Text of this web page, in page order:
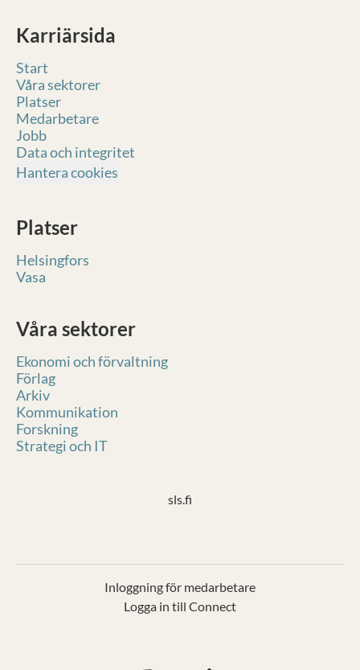
Karriärsida
Start
Våra sektorer
Platser
Medarbetare
Jobb
Data och integritet
Hantera cookies
Platser
Helsingfors
Vasa
Våra sektorer
Ekonomi och förvaltning
Förlag
Arkiv
Kommunikation
Forskning
Strategi och IT
sls.fi
Inloggning för medarbetare
Logga in till Connect